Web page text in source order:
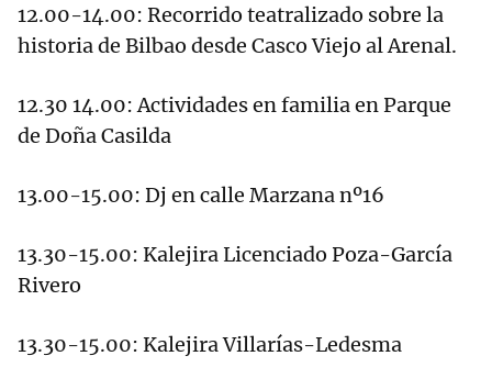
12.00-14.00: Recorrido teatralizado sobre la
historia de Bilbao desde Casco Viejo al Arenal.
12.30 14.00: Actividades en familia en Parque
de Doña Casilda
13.00-15.00: Dj en calle Marzana nº16
13.30-15.00: Kalejira Licenciado Poza-García
Rivero
13.30-15.00: Kalejira Villarías-Ledesma